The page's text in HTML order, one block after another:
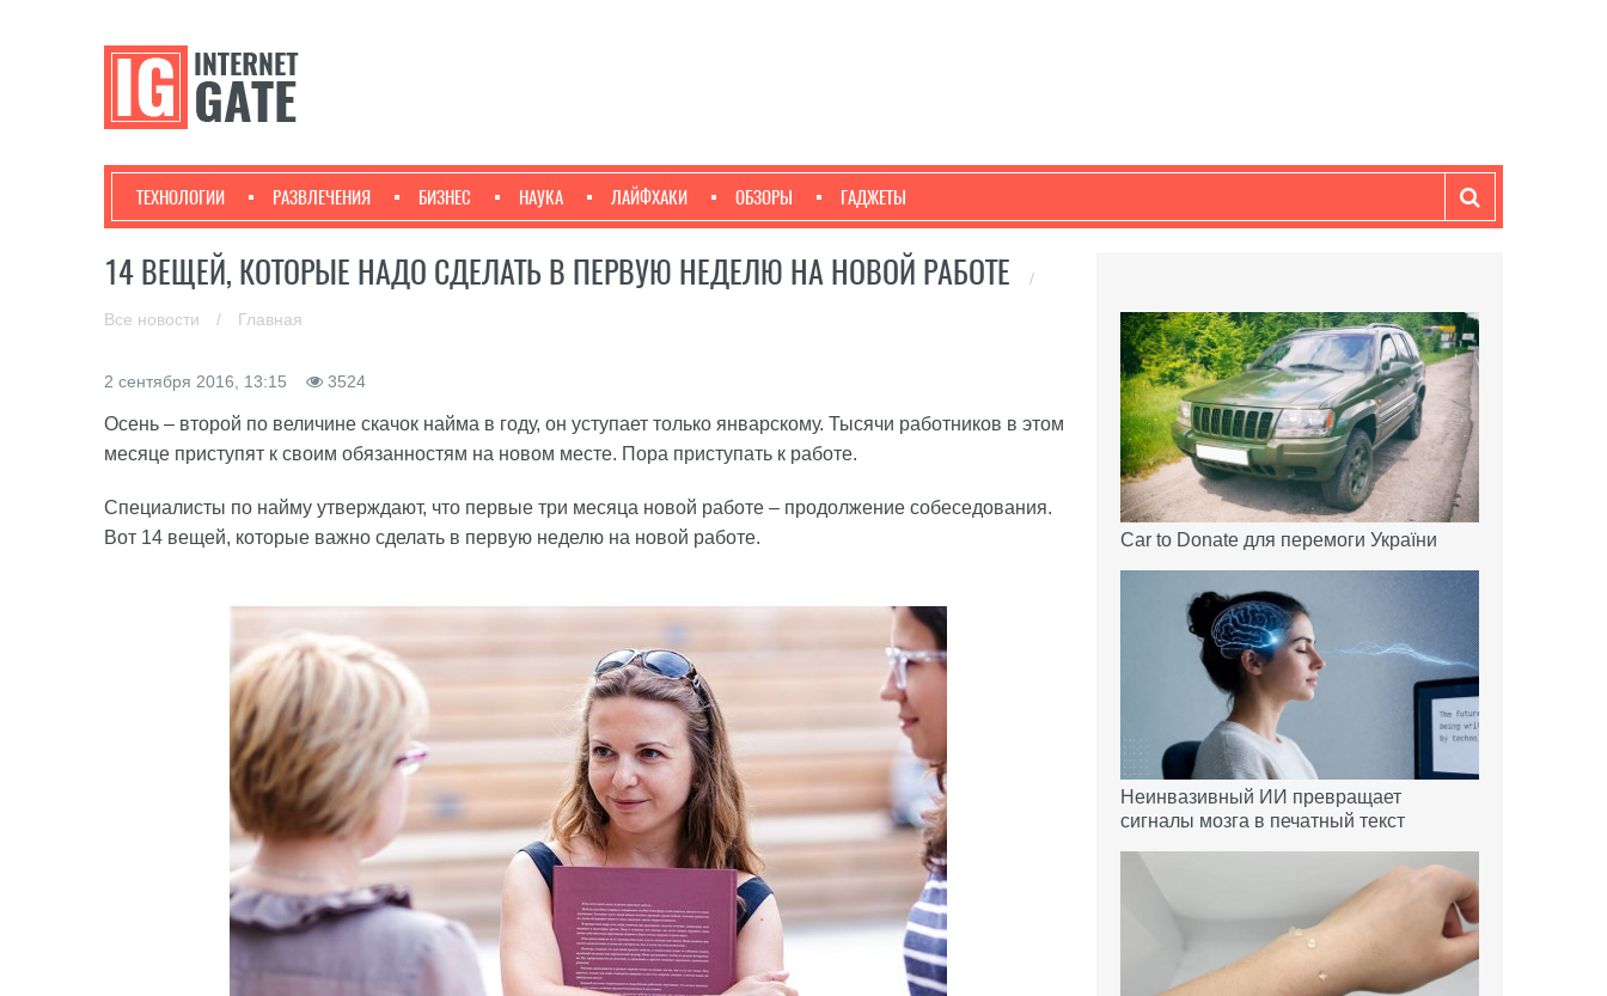
ТЕХНОЛОГИИ РАЗВЛЕЧЕНИЯ БИЗНЕС НАУКА ЛАЙФХАКИ ОБЗОРЫ ГАДЖЕТЫ
14 ВЕЩЕЙ, КОТОРЫЕ НАДО СДЕЛАТЬ В ПЕРВУЮ НЕДЕЛЮ НА НОВОЙ РАБОТЕ /
Все новости / Главная
2 сентября 2016, 13:15 3524
Осень – второй по величине скачок найма в году, он уступает только январскому. Тысячи работников в этом
месяце приступят к своим обязанностям на новом месте. Пора приступать к работе.
Специалисты по найму утверждают, что первые три месяца новой работе – продолжение собеседования.
Вот 14 вещей, которые важно сделать в первую неделю на новой работе.
Car to Donate для перемоги України
Неинвазивный ИИ превращает
сигналы мозга в печатный текст